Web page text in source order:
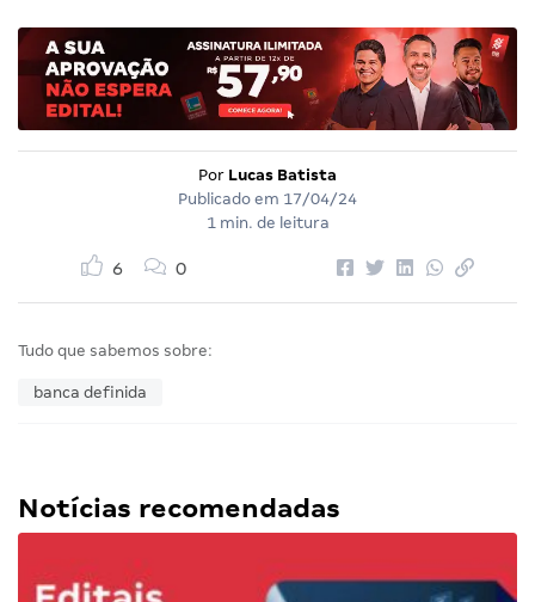
Por Lucas Batista
Publicado em 17/04/24
1 min. de leitura
6 0
Tudo que sabemos sobre:
banca definida
Notícias recomendadas